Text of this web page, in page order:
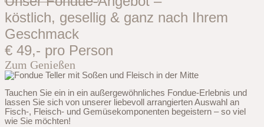
köstlich, gesellig & ganz nach Ihrem
Geschmack
€ 49,- pro Person
Zum Genießen
Tauchen Sie ein in ein außergewöhnliches Fondue-Erlebnis und
lassen Sie sich von unserer liebevoll arrangierten Auswahl an
Fisch-, Fleisch- und Gemüsekomponenten begeistern – so viel
wie Sie möchten!